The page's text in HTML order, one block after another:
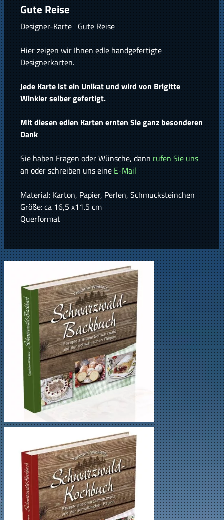
Gute Reise
Designer-Karte Gute Reise
Hier zeigen wir Ihnen edle handgefertigte
Designerkarten.
Jede Karte ist ein Unikat und wird von Brigitte
Winkler selber gefertigt.
Mit diesen edlen Karten ernten Sie ganz besonderen
Dank
Sie haben Fragen oder Wünsche, dann rufen Sie uns
an oder schreiben uns eine E-Mail
Material: Karton, Papier, Perlen, Schmucksteinchen
Größe: ca 16,5 x11.5 cm
Querformat